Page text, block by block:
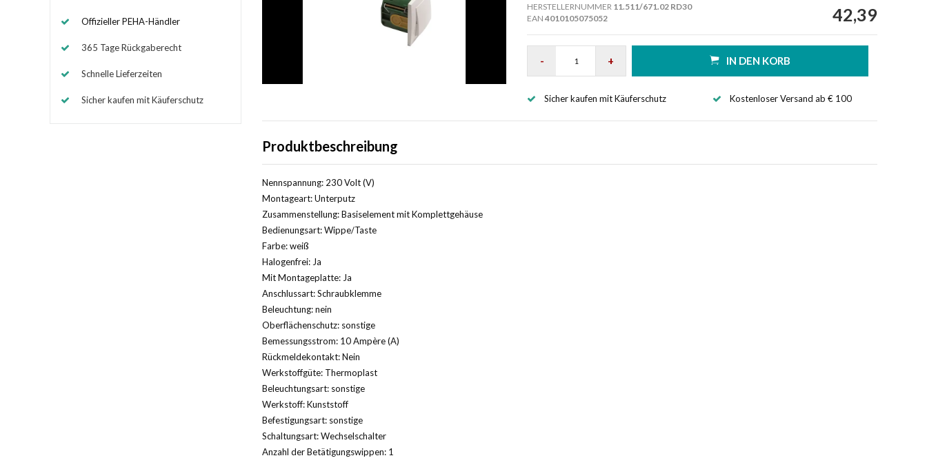
Offizieller PEHA-Händler
365 Tage Rückgaberecht
Schnelle Lieferzeiten
Sicher kaufen mit Käuferschutz
HERSTELLERNUMMER 11.511/671.02 RD30
EAN 4010105075052 42,39
- + IN DEN KORB
Sicher kaufen mit Käuferschutz Kostenloser Versand ab € 100
Produktbeschreibung
Nennspannung: 230 Volt (V)
Montageart: Unterputz
Zusammenstellung: Basiselement mit Komplettgehäuse
Bedienungsart: Wippe/Taste
Farbe: weiß
Halogenfrei: Ja
Mit Montageplatte: Ja
Anschlussart: Schraubklemme
Beleuchtung: nein
Oberflächenschutz: sonstige
Bemessungsstrom: 10 Ampère (A)
Rückmeldekontakt: Nein
Werkstoffgüte: Thermoplast
Beleuchtungsart: sonstige
Werkstoff: Kunststoff
Befestigungsart: sonstige
Schaltungsart: Wechselschalter
Anzahl der Betätigungswippen: 1